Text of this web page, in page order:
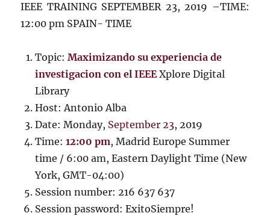
IEEE TRAINING SEPTEMBER 23, 2019 –TIME:
12:00 pm SPAIN- TIME
Topic:Maximizando su experiencia de
investigacion con el IEEEXplore Digital
Library
Host: Antonio Alba
Date: Monday, September 23, 2019
Time: 12:00 pm, Madrid Europe Summer
time / 6:00 am, Eastern Daylight Time (New
York, GMT-04:00)
Session number: 216 637 637
Session password: ExitoSiempre!